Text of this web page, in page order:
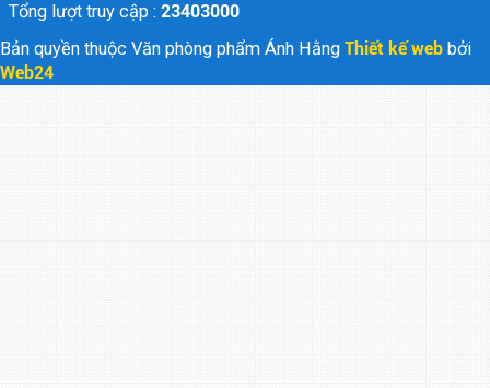
Tổng lượt truy cập : 23403000
Bản quyền thuộc Văn phòng phẩm Ánh Hằng Thiết kế web bởi
Web24